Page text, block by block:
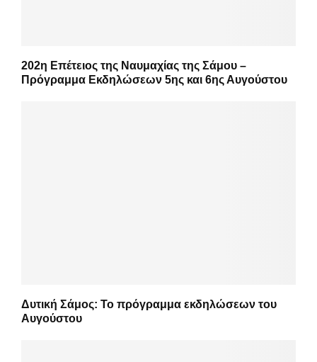
202η Επέτειος της Ναυμαχίας της Σάμου –
Πρόγραμμα Εκδηλώσεων 5ης και 6ης Αυγούστου
Δυτική Σάμος: Το πρόγραμμα εκδηλώσεων του
Αυγούστου